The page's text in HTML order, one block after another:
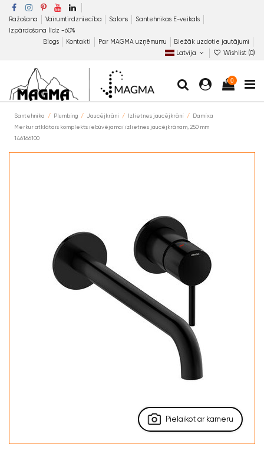
Ražošana Vairumtirdzniecība Salons
Santehnikas E-veikals
Izpārdošana līdz −60%
Blogs
Kontakti Par MAGMA uzņēmumu
Biežāk uzdotie jautājumi
Latvija
Wishlist (0)
0
Santehnika Plumbing Jaucējkrāni Izlietnes jaucējkrāni
Damixa
Merkur atklātais komplekts iebūvējamai izlietnes jaucējkrānam, 250 mm
146166100
Pielaikot ar kameru